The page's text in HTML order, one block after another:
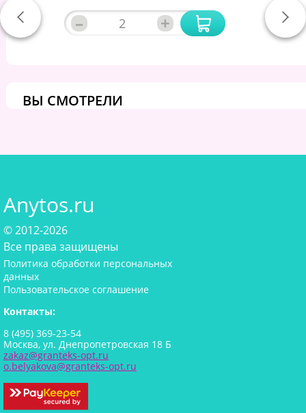
– +
ВЫ СМОТРЕЛИ
Anytos.ru
© 2012-2026
Все права защищены
Политика обработки персональных
данных
Пользовательское соглашение
Контакты:
8 (495) 369-23-54
Москва, ул. Днепропетровская 18 Б
zakaz@granteks-opt.ru
o.belyakova@granteks-opt.ru